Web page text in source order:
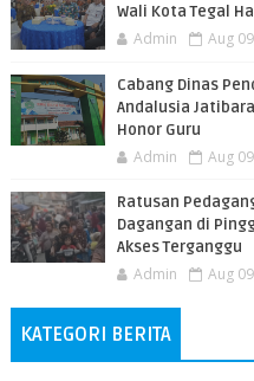
Wali Kota Tegal
Admin Aug
Cabang Dinas
Andalusia
Honor Guru
Admin Aug
​Ratusan
Dagangan di
Akses Terganggu
Admin Aug
KATEGORI BERITA